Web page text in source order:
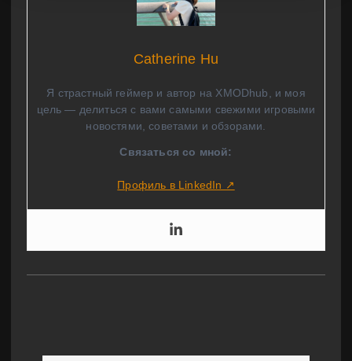
Catherine Hu
Я страстный геймер и автор на XMODhub, и моя
цель — делиться с вами самыми свежими игровыми
новостями, советами и обзорами.
Связаться со мной:
Профиль в LinkedIn ↗